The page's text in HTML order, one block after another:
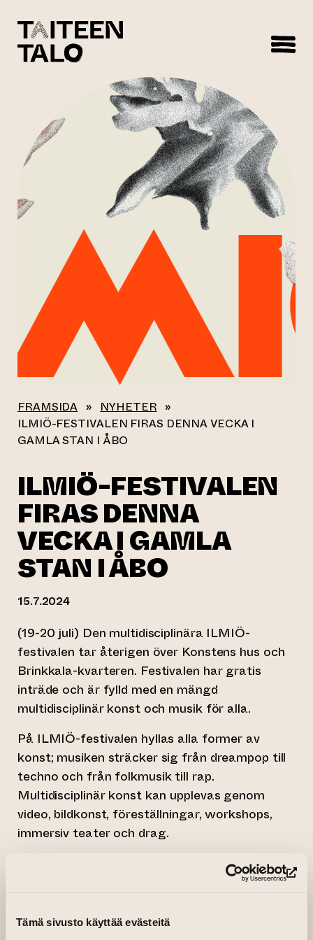
Tämä sivusto käyttää evästeitä
FRAMSIDA » NYHETER »
ILMIÖ-FESTIVALEN FIRAS DENNA VECKA I
GAMLA STAN I ÅBO
ILMIÖ-FESTIVALEN
FIRAS DENNA
VECKA I GAMLA
STAN I ÅBO
15.7.2024
(19-20 juli) Den multidisciplinära ILMIÖ-
festivalen tar återigen över Konstens hus och
Brinkkala-kvarteren. Festivalen har gratis
inträde och är fylld med en mängd
multidisciplinär konst och musik för alla.
På ILMIÖ-festivalen hyllas alla former av
konst; musiken sträcker sig från dreampop till
techno och från folkmusik till rap.
Multidisciplinär konst kan upplevas genom
video, bildkonst, föreställningar, workshops,
immersiv teater och drag.
Nya programtillskott är Freshcode och
TYEMYY Kellari-lineup, Poutavirnas och
allt från plantering till maskintuftning och